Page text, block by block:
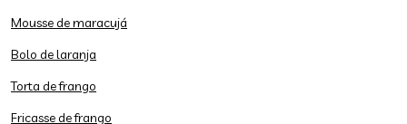
Mousse de maracujá
Bolo de laranja
Torta de frango
Fricasse de frango